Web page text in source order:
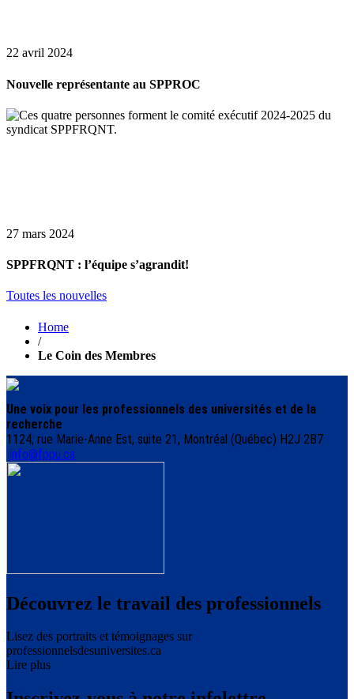
22 avril 2024
Nouvelle représentante au SPPROC
27 mars 2024
SPPFRQNT : l’équipe s’agrandit!
Toutes les nouvelles
Home
/
Le Coin des Membres
Une voix pour les professionnels des universités et de la
recherche
1124, rue Marie-Anne Est, suite 21, Montréal (Québec) H2J 2B7
info@fppu.ca
Découvrez le travail des professionnels
Lisez des portraits et témoignages sur
professionnelsdesuniversites.ca
Lire plus